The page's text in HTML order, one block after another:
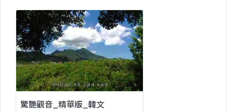
驚艷觀音_精華版_韓文